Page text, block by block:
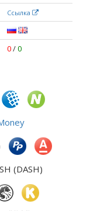
Ссылка
0/0